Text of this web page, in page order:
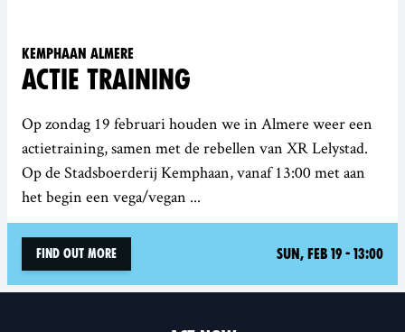
Kemphaan Almere
ACTIE TRAINING
Op zondag 19 februari houden we in Almere weer een
actietraining, samen met de rebellen van XR Lelystad.
Op de Stadsboerderij Kemphaan, vanaf 13:00 met aan
het begin een vega/vegan ...
Find out more Sun, Feb 19 - 13:00